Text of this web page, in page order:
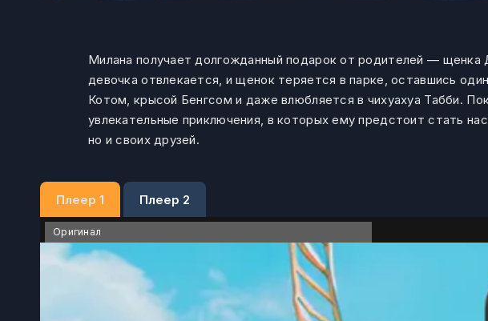
Милана получает долгожданный подарок от родителей — щенка
девочка отвлекается, и щенок теряется в парке, оставшись
Котом, крысой Бенгсом и даже влюбляется в чихуахуа Табби.
увлекательные приключения, в которых ему предстоит стать
но и своих друзей.
Плеер 1 Плеер 2
Оригинал